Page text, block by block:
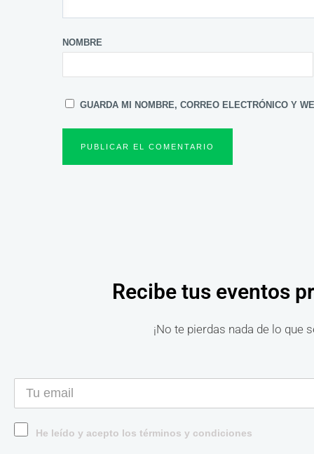
NOMBRE
GUARDA MI NOMBRE, CORREO ELECTRÓNICO Y
Recibe tus eventos
¡No te pierdas nada de lo que
He leído y acepto los términos y condiciones